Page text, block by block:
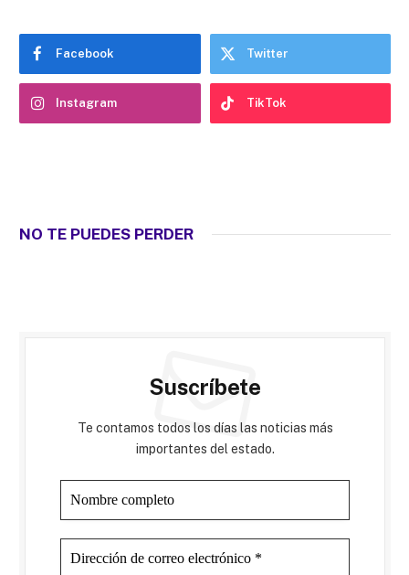
Facebook Twitter
Instagram TikTok
NO TE PUEDES PERDER
Suscríbete
Te contamos todos los días las noticias más
importantes del estado.